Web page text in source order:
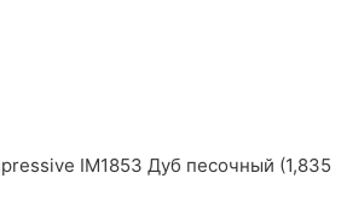
IM1853 Дуб песочный (1,835